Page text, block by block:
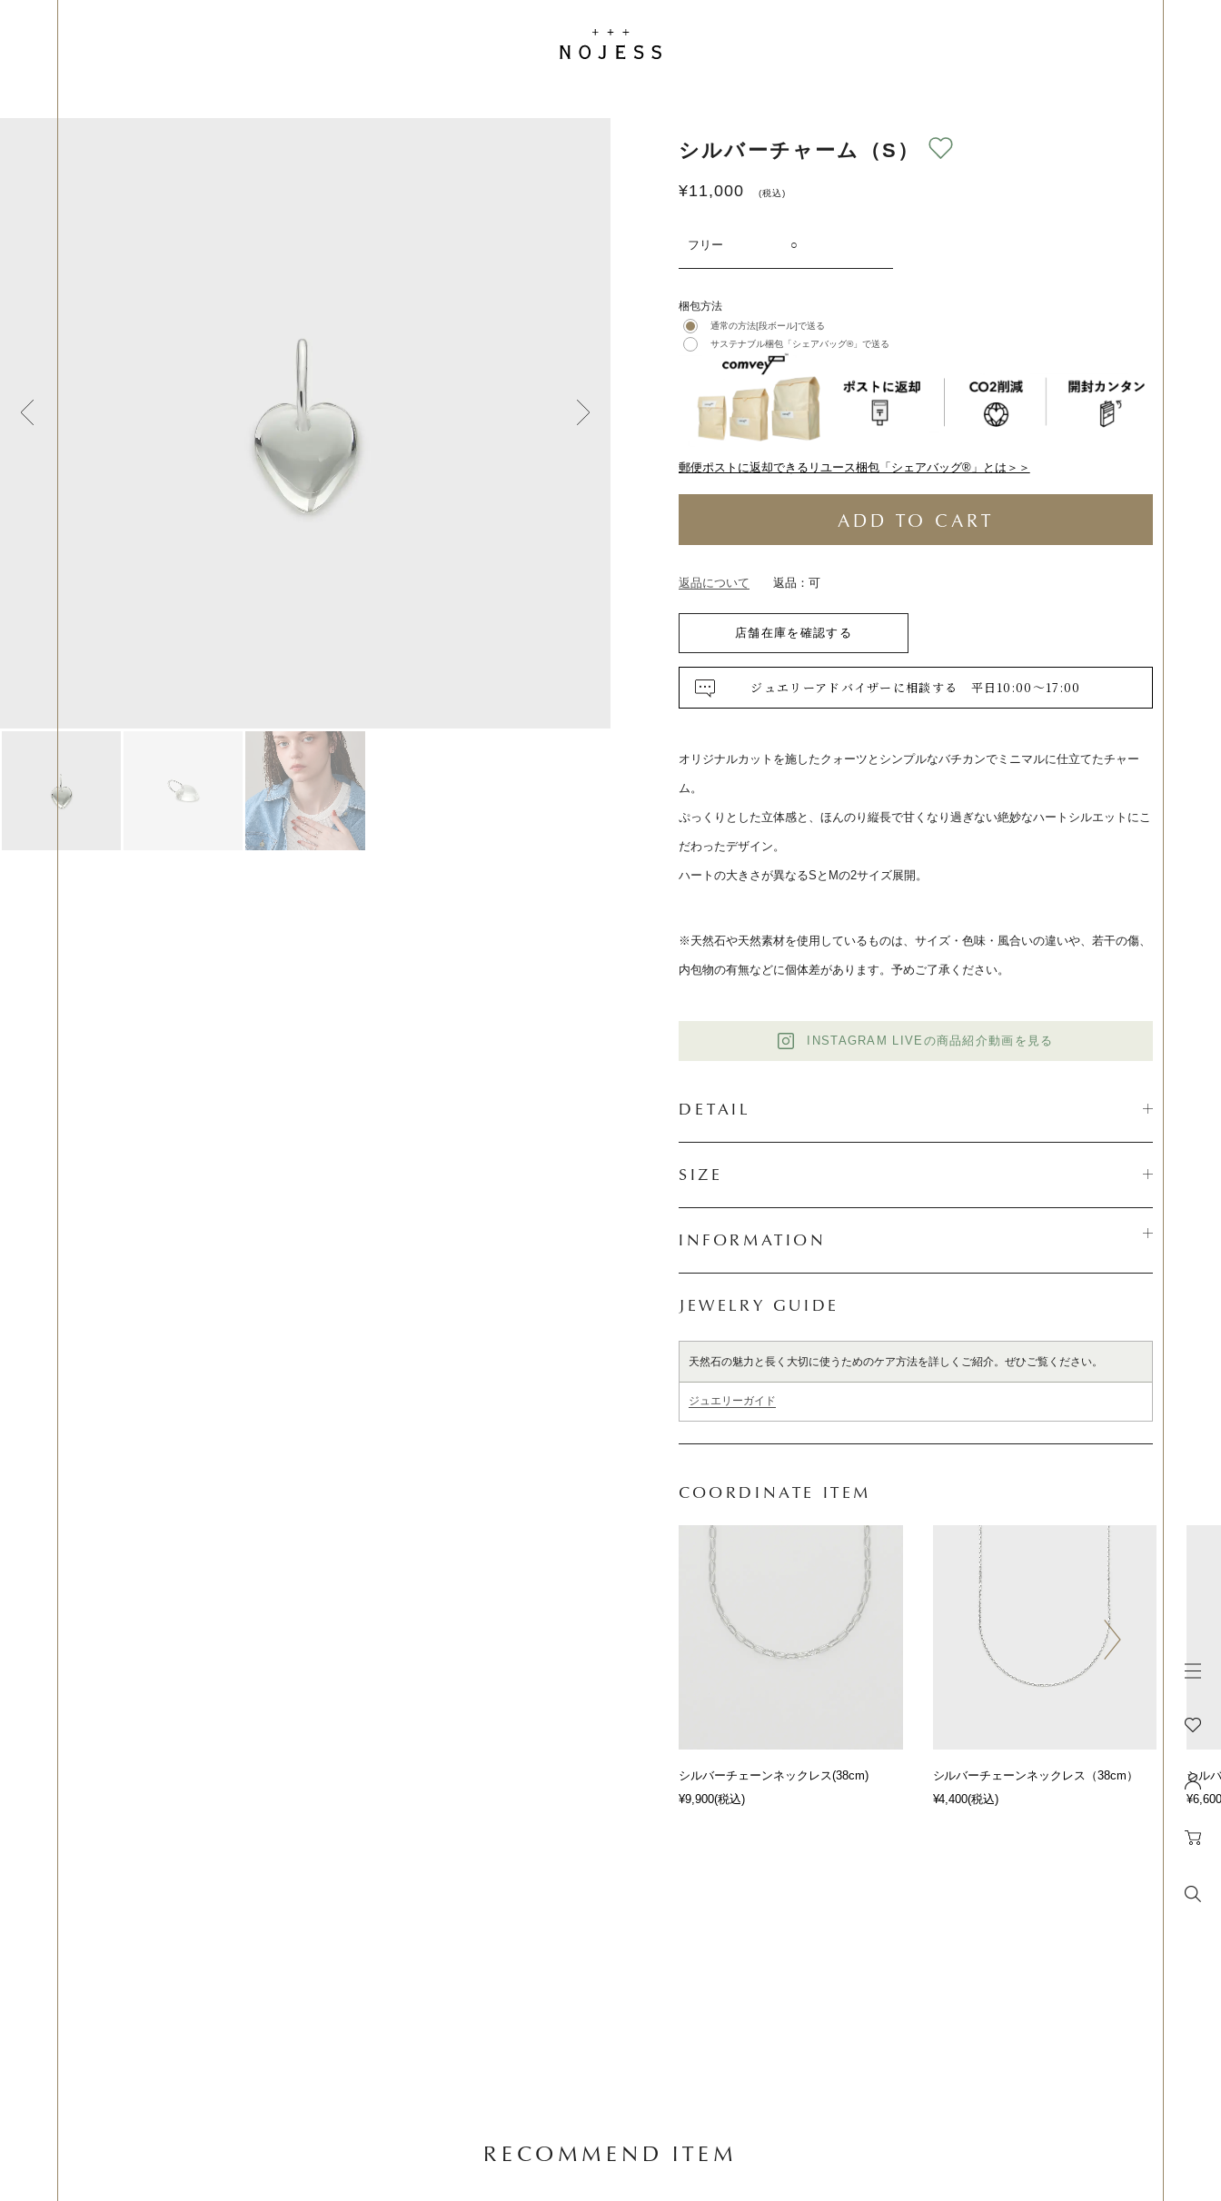
シルバーチャーム（S）
¥11,000 (税込)
フリー ○
梱包方法
通常の方法[段ボール]で送る
サステナブル梱包「シェアバッグ®︎」で送る
郵便ポストに返却できるリユース梱包「シェアバッグ®︎」とは＞＞
ADD TO CART
返品について 返品：可
店舗在庫を確認する
ジュエリーアドバイザーに相談する 平日10:00～17:00
オリジナルカットを施したクォーツとシンプルなバチカンでミニマルに仕立てたチャー
ム。
ぷっくりとした立体感と、ほんのり縦長で甘くなり過ぎない絶妙なハートシルエットにこ
だわったデザイン。
ハートの大きさが異なるSとMの2サイズ展開。
※天然石や天然素材を使用しているものは、サイズ・色味・風合いの違いや、若干の傷、
内包物の有無などに個体差があります。予めご了承ください。
INSTAGRAM LIVEの商品紹介動画を見る
DETAIL
SIZE
INFORMATION
JEWELRY GUIDE
天然石の魅力と長く大切に使うためのケア方法を詳しくご紹介。ぜひご覧ください。
ジュエリーガイド
COORDINATE ITEM
シルバーチェーンネックレス(38cm)
¥9,900(税込)
シルバーチェーンネックレス（38cm）
¥4,400(税込)
シル
¥6,600
RECOMMEND ITEM